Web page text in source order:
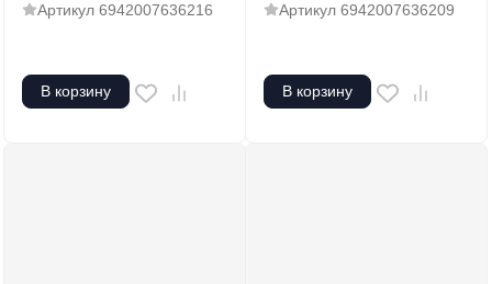
Артикул 6942007636216
В корзину
Артикул 6942007636209
В корзину